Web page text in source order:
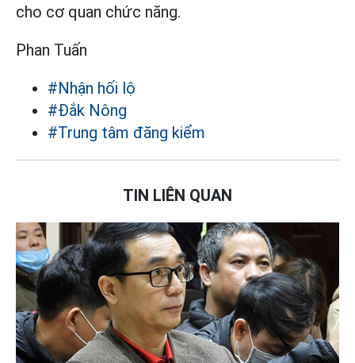
cho cơ quan chức năng.
Phan Tuấn
#Nhận hối lộ
#Đắk Nông
#Trung tâm đăng kiểm
TIN LIÊN QUAN